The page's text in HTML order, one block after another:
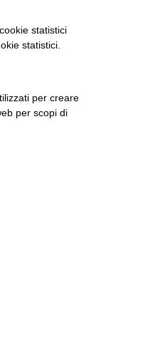
statistici
statistici.
per creare
per scopi di